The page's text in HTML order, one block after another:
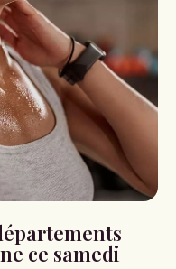
ce samedi